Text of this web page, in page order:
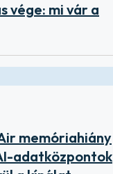
vége: mi vár a
memóriahiány
adatközpontok